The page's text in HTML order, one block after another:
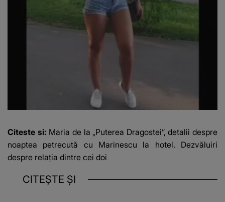
Citeste si: Maria de la „Puterea Dragostei”, detalii despre
noaptea petrecută cu Marinescu la hotel. Dezvăluiri
despre relația dintre cei doi
CITEȘTE ȘI